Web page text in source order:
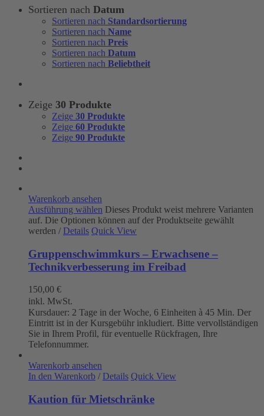
Sortieren nach Datum
Sortieren nach Standardsortierung
Sortieren nach Name
Sortieren nach Preis
Sortieren nach Datum
Sortieren nach Beliebtheit
Zeige 30 Produkte
Zeige 30 Produkte
Zeige 60 Produkte
Zeige 90 Produkte
Warenkorb ansehen
Ausführung wählen Dieses Produkt weist mehrere Varianten
auf. Die Optionen können auf der Produktseite gewählt
werden / Details Quick View
Gruppenschwimmkurs – Erwachsene –
Technikverbesserung im Freibad
150,00 €
inkl. MwSt.
Kursdauer: 2 Tage in der Woche, 6 Einheiten à 45 Min. Der
Eintritt ist in der Kursgebühr inkludiert. Bitte vervollständigen
Sie in Ihrem Profil, für eventuelle Rückfragen, Ihre
Telefonnummer.
Warenkorb ansehen
In den Warenkorb / Details Quick View
Kaution für Mietschränke